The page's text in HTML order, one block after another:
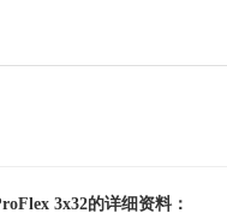
3x32的详细资料：